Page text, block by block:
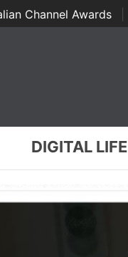
Channel Awards
...
DIGITAL LIFE